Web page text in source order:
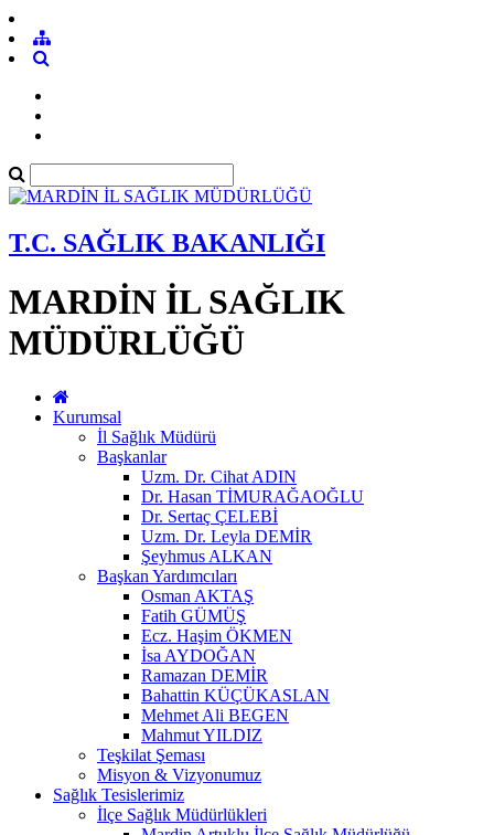
T.C. SAĞLIK BAKANLIĞI
MARDİN İL SAĞLIK
MÜDÜRLÜĞÜ
Kurumsal
İl Sağlık Müdürü
Başkanlar
Uzm. Dr. Cihat ADIN
Dr. Hasan TİMURAĞAOĞLU
Dr. Sertaç ÇELEBİ
Uzm. Dr. Leyla DEMİR
Şeyhmus ALKAN
Başkan Yardımcıları
Osman AKTAŞ
Fatih GÜMÜŞ
Ecz. Haşim ÖKMEN
İsa AYDOĞAN
Ramazan DEMİR
Bahattin KÜÇÜKASLAN
Mehmet Ali BEGEN
Mahmut YILDIZ
Teşkilat Şeması
Misyon & Vizyonumuz
Sağlık Tesislerimiz
İlçe Sağlık Müdürlükleri